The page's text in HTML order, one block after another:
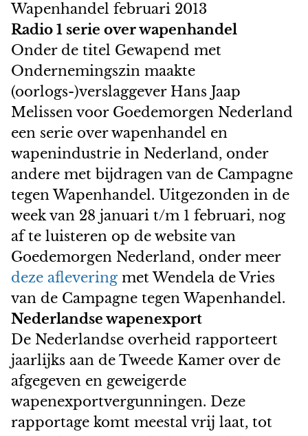
Wapenhandel februari 2013
Radio 1 serie over wapenhandel
Onder de titel Gewapend met
Ondernemingszin maakte
(oorlogs-)verslaggever Hans Jaap
Melissen voor Goedemorgen Nederland
een serie over wapenhandel en
wapenindustrie in Nederland, onder
andere met bijdragen van de Campagne
tegen Wapenhandel. Uitgezonden in de
week van 28 januari t/m 1 februari, nog
af te luisteren op de website van
Goedemorgen Nederland, onder meer
deze aflevering met Wendela de Vries
van de Campagne tegen Wapenhandel.
Nederlandse wapenexport
De Nederlandse overheid rapporteert
jaarlijks aan de Tweede Kamer over de
afgegeven en geweigerde
wapenexportvergunningen. Deze
rapportage komt meestal vrij laat, tot